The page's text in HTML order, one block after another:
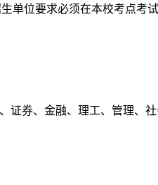
单位要求必须在本校考点
券、金融、理工、管理、